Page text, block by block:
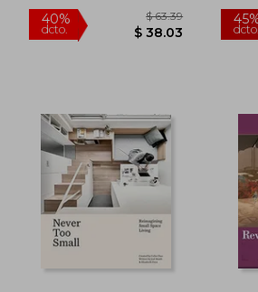
45%
dcto.
$ 141.26